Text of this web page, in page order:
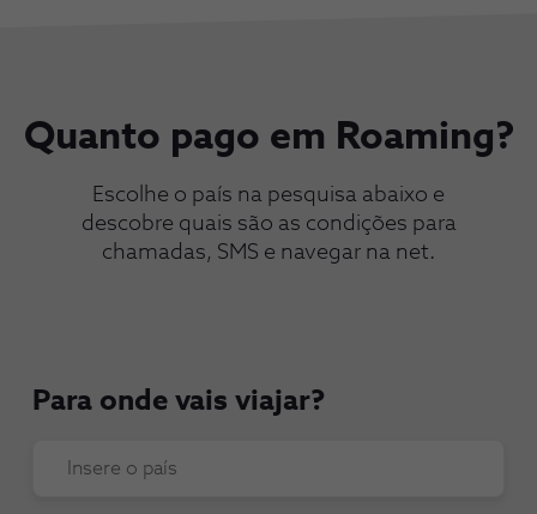
Quanto pago em Roaming?
Escolhe o país na pesquisa abaixo e
descobre quais são as condições para
chamadas, SMS e navegar na net.
Para onde vais viajar?